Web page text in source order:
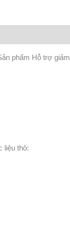
phẩm Hỗ trợ
liệu thô: